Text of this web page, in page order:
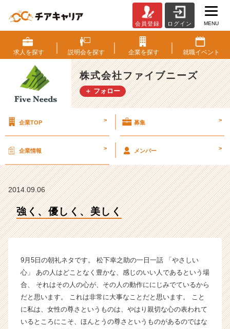
く、
優
し
く、
美
し
会
ァ
ー
ズ
ム
ラ
イ
ン】
|
ベ
会員登録 ログイン MENU
求人を探す 説明会を探す 企業を探す 就職イベント
株式会社ファイブニーズ
＋ フォロー
企業TOP > 募集 >
企業情報 > メンバー >
2014.09.06
強く、優しく、美しく
9月5日の朝礼ネタです。 松下幸之助の一日一話 「やさしい
心」 あの人はどことなく豊かな、感じのいい人であるという場
合、 それはその人の心が、その人の動作ににじみでているから
だと思います。 これは非常に大事なことだと思います。 こと
に私は、女性の尊さというものは、やはり親切な心の表われて
いるところにこそ、ほんとうの尊さというものがあるのではな